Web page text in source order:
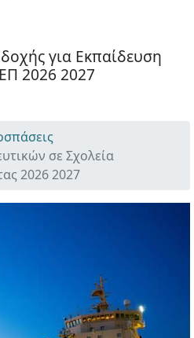
για Εκπαίδευση
2026 2027
σε Σχολεία
2026 2027